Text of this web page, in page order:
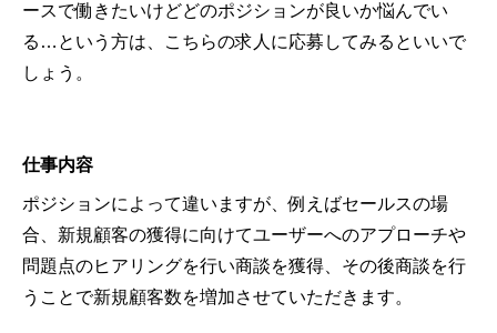
ースで働きたいけどどのポジションが良いか悩んでい
る…という方は、こちらの求人に応募してみるといいで
しょう。
仕事内容
ポジションによって違いますが、例えばセールスの場
合、新規顧客の獲得に向けてユーザーへのアプローチや
問題点のヒアリングを行い商談を獲得、その後商談を行
うことで新規顧客数を増加させていただきます。